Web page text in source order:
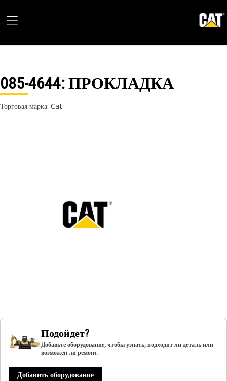
085-4644: ПРОКЛАДКА
Торговая марка: Cat
Подойдет?
Добавьте оборудование, чтобы узнать, подходит ли деталь или
возможен ли ремонт.
Добавить оборудование